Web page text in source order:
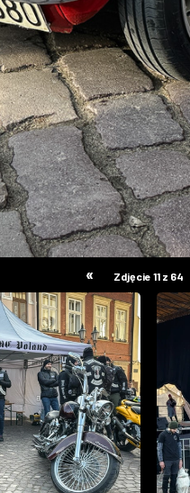
« Zdjęcie 11 z 64